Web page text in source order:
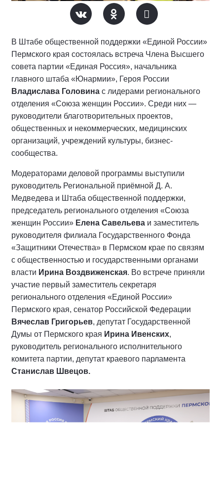
В Штабе общественной поддержки «Единой России»
Пермского края состоялась встреча Члена Высшего
совета партии «Единая Россия», начальника
главного штаба «Юнармии», Героя России
Владислава Головина с лидерами регионального
отделения «Союза женщин России». Среди них —
руководители благотворительных проектов,
общественных и некоммерческих, медицинских
организаций, учреждений культуры, бизнес-
сообщества.
Модераторами деловой программы выступили
руководитель Региональной приёмной Д. А.
Медведева и Штаба общественной поддержки,
председатель регионального отделения «Союза
женщин России» Елена Савельева и заместитель
руководителя филиала Государственного Фонда
«Защитники Отечества» в Пермском крае по связям
с общественностью и государственными органами
власти Ирина Воздвиженская. Во встрече приняли
участие первый заместитель секретаря
регионального отделения «Единой России»
Пермского края, сенатор Российской Федерации
Вячеслав Григорьев, депутат Государственной
Думы от Пермского края Ирина Ивенских,
руководитель регионального исполнительного
комитета партии, депутат краевого парламента
Станислав Швецов.